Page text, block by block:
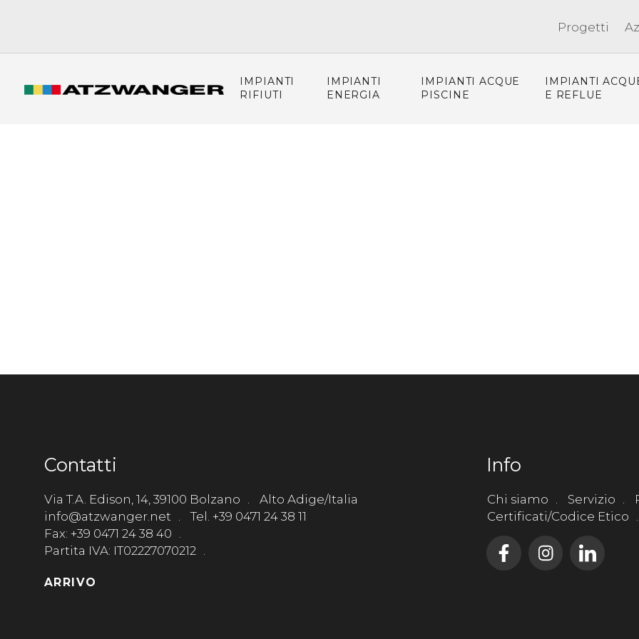
Progetti
IMPIANTI
RIFIUTI
IMPIANTI
ENERGIA
IMPIANTI ACQUE
PISCINE
IMPIANTI
E REFLUE
Contatti
Via T.A. Edison, 14, 39100 Bolzano
Alto Adige/Italia
info@atzwanger.net
Tel. +39 0471 24 38 11
Fax: +39 0471 24 38 40
Partita IVA: IT02227070212
ARRIVO
Info
Chi siamo Servizio
Certificati/Codice Etico